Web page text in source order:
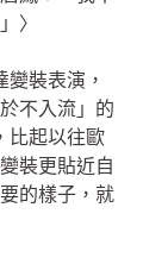
〉
變裝表演，
不入流」的
比起以往歐
裝更貼近自
的樣子，就